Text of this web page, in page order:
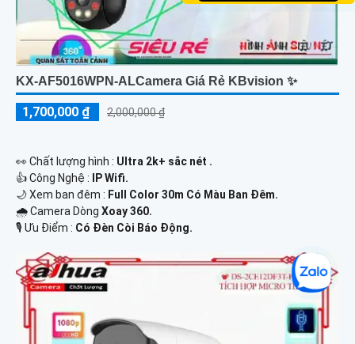
KX-AF5016WPN-ALCamera Giá Rẻ KBvision ✨
1,700,000 ₫ 2,000,000 ₫
️👀 Chất lượng hình : Ultra 2k+ sắc nét .
👍 Công Nghệ :
IP Wifi.
🌙 Xem ban đêm : Full Color 30m Có Màu Ban Đêm.
🌧️ Camera Dòng Xoay 360.
️🎙 Ưu Điểm : Có Đèn Còi Báo Động.